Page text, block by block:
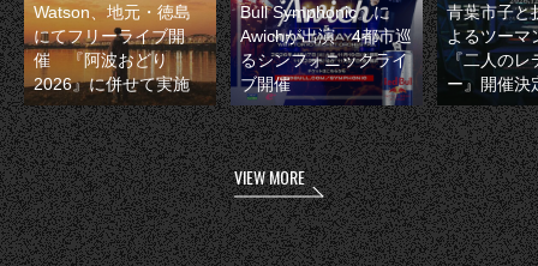
Watson、地元・徳島
にてフリーライブ開
催 『阿波おどり
2026』に併せて実施
Bull Symphonic』に
Awichが出演 4都市巡
るシンフォニックライ
ブ開催
青葉市子と
よるツーマ
『二人のレ
ー』開催決
VIEW MORE